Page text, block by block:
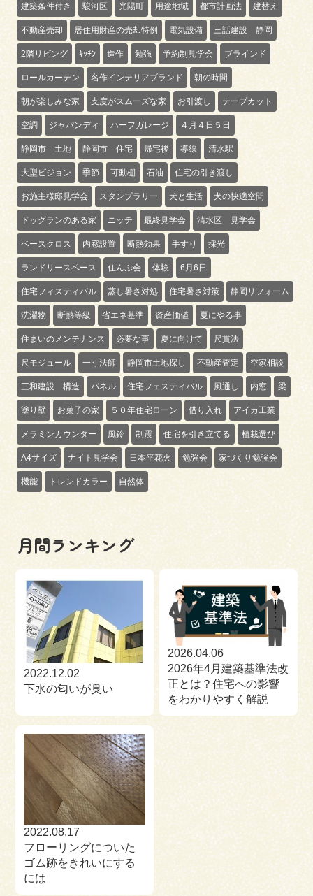
建築条件付き 駿河区 光陽町 用途地域 都市計画法 建替え
不動産売却 居住用財産の売却特例 電気設備 三話建設 静岡
2階リビング ｷｯﾁﾝ 造作 勉強 予約制見学会 ブラインド
ロールカーテン 名作インテリアブランド 朝の時間
朝が楽しみな家 支度がスムーズな家 お引渡し テープカット
空調 ジャパンディ ハーフガレージ ４月４日５日
静岡市 土地 静岡市 住宅 帰宅後 導線 清水駅
大型ビジョン 季節 可動棚 石油 住宅の引き渡し
お施主様邸見学会 スタンプラリー 犬と生活 犬の快適空間
ドッグランのある家 ニッチ 最終見学会 清水区 見学会
ベースクロス 内窓設置 断熱効果 手すり 採光
ランドリースペース 住んぷ会 体験 6月6日
住宅フィスティバル 蒸し暑さ対処 住宅暑さ対策 静岡リフォーム
洗濯物 断熱等級 省エネ基準 資産価値 夏にやる事
住まいのメンテナンス 必要な事 夏に向けて 尺貫法
尺モジュール 一寸法師 静岡市土地探し 不動産査定 空家相談
三和建設 構造 パネル 住宅フェスティバル 風通し 内窓 梁
塗り壁 お菓子の家 ５０年住宅ローン 借り入れ アイカ工業
メラミンカウンター 風鈴 制震 住宅を引き立てる 植栽選び
A4サイズ ナイト見学会 日本平花火 勉強会 家づくり勉強会
機能 トレンドカラー 自然体
月間ランキング
2022.12.02
下水の匂いが臭い
2026.04.06
2026年4月建築基準法改
正とは？住宅への影響
をわかりやすく解説
2022.08.17
フローリングについた
ゴム跡をきれいにする
には